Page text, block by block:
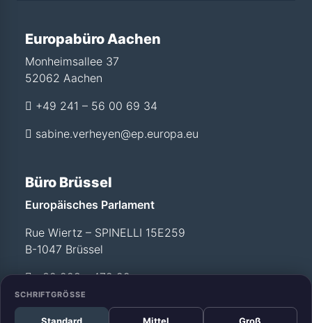
SCHRIFTGRÖSSE
Standard Mittel Groß
Europabüro Aachen
Monheimsallee 37
52062 Aachen
+49 241 – 56 00 69 34
sabine.verheyen@ep.europa.eu
Büro Brüssel
Europäisches Parlament
Rue Wiertz – SPINELLI 15E259
B-1047 Brüssel
+32 228 - 472 99